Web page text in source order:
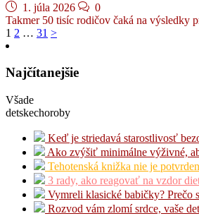
1. júla 2026
0
Takmer 50 tisíc rodičov čaká na výsledky
Navigácia
v
článkoch
1 2 … 31 >
Najčítanejšie
Všade
detskechoroby
Keď je striedavá starostlivosť
Ako zvýšiť minimálne výživné,
Tehotenská knižka nie je
3 rady, ako reagovať na vzdor
Vymreli klasické babičky? Prečo
Rozvod vám zlomí srdce, vaše